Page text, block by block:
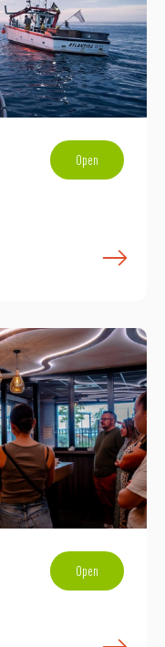
Open
Open